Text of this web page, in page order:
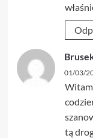
01/03/
tą